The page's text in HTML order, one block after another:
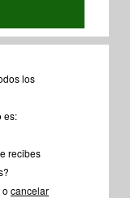
los
es:
recibes
o cancelar